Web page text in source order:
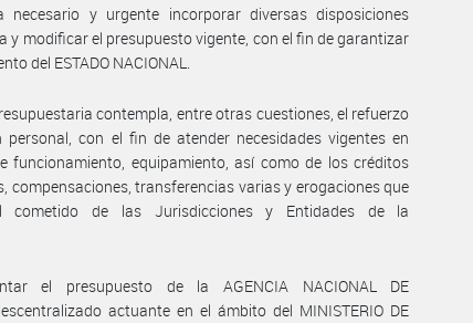
necesario y urgente incorporar diversas disposiciones
y modificar el presupuesto vigente, con el fin de garantizar
del ESTADO NACIONAL.
contempla, entre otras cuestiones, el refuerzo
con el fin de atender necesidades vigentes en
funcionamiento, equipamiento, así como de los créditos
compensaciones, transferencias varias y erogaciones que
cometido de las Jurisdicciones y Entidades de la
el presupuesto de la AGENCIA NACIONAL DE
actuante en el ámbito del MINISTERIO DE